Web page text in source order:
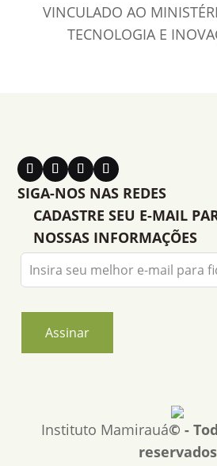
VINCULADO AO
TECNOLOGIA E
SIGA-NOS NAS REDES
CADASTRE SEU E-MAIL
NOSSAS INFORMAÇÕES
Leave
this
blank
Assinar
Instituto Mamirauá© -
reservados